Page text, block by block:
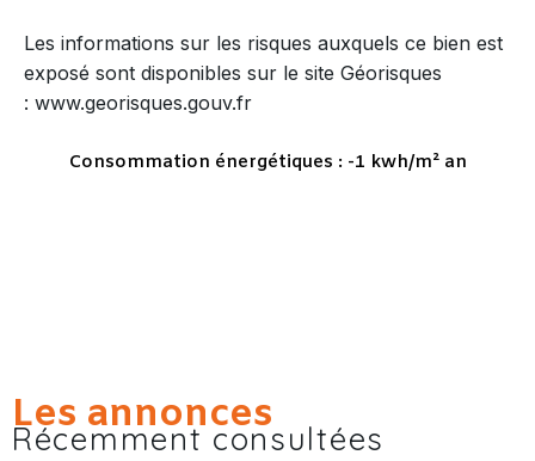
Les informations sur les risques auxquels ce bien est
exposé sont disponibles sur le site Géorisques
: www.georisques.gouv.fr
Consommation énergétiques : -1 kwh/m² an
Les annonces
Récemment consultées